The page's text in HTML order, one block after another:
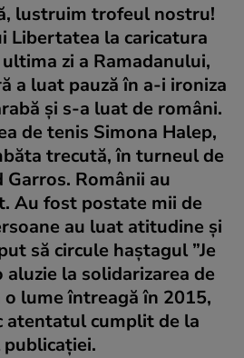
lustruim trofeul nostru!
Libertatea la caricatura
zi a Ramadanului,
a luat pauză în a-i ironiza
și s-a luat de români.
de tenis Simona Halep,
trecută, în turneul de
Românii au
Au fost postate mii de
au luat atitudine și
să circule haștagul ”Je
aluzie la solidarizarea de
lume întreagă în 2015,
atentatul cumplit de la